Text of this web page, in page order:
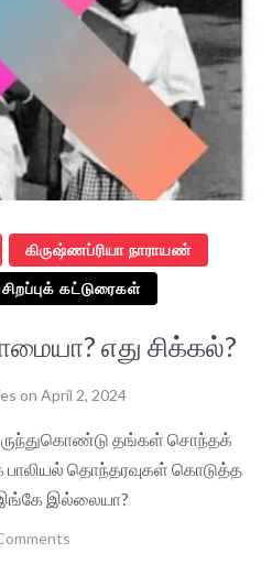
கிருஷ்ணப்ரியா நாராயண்
சிறப்புக் கட்டுரைகள்
எது சிக்கல்?
on April 2, 2024
தங்கள் சொந்தக்
பாலியல் தொந்தரவுகள் கொடுத்த
இல்லையா?